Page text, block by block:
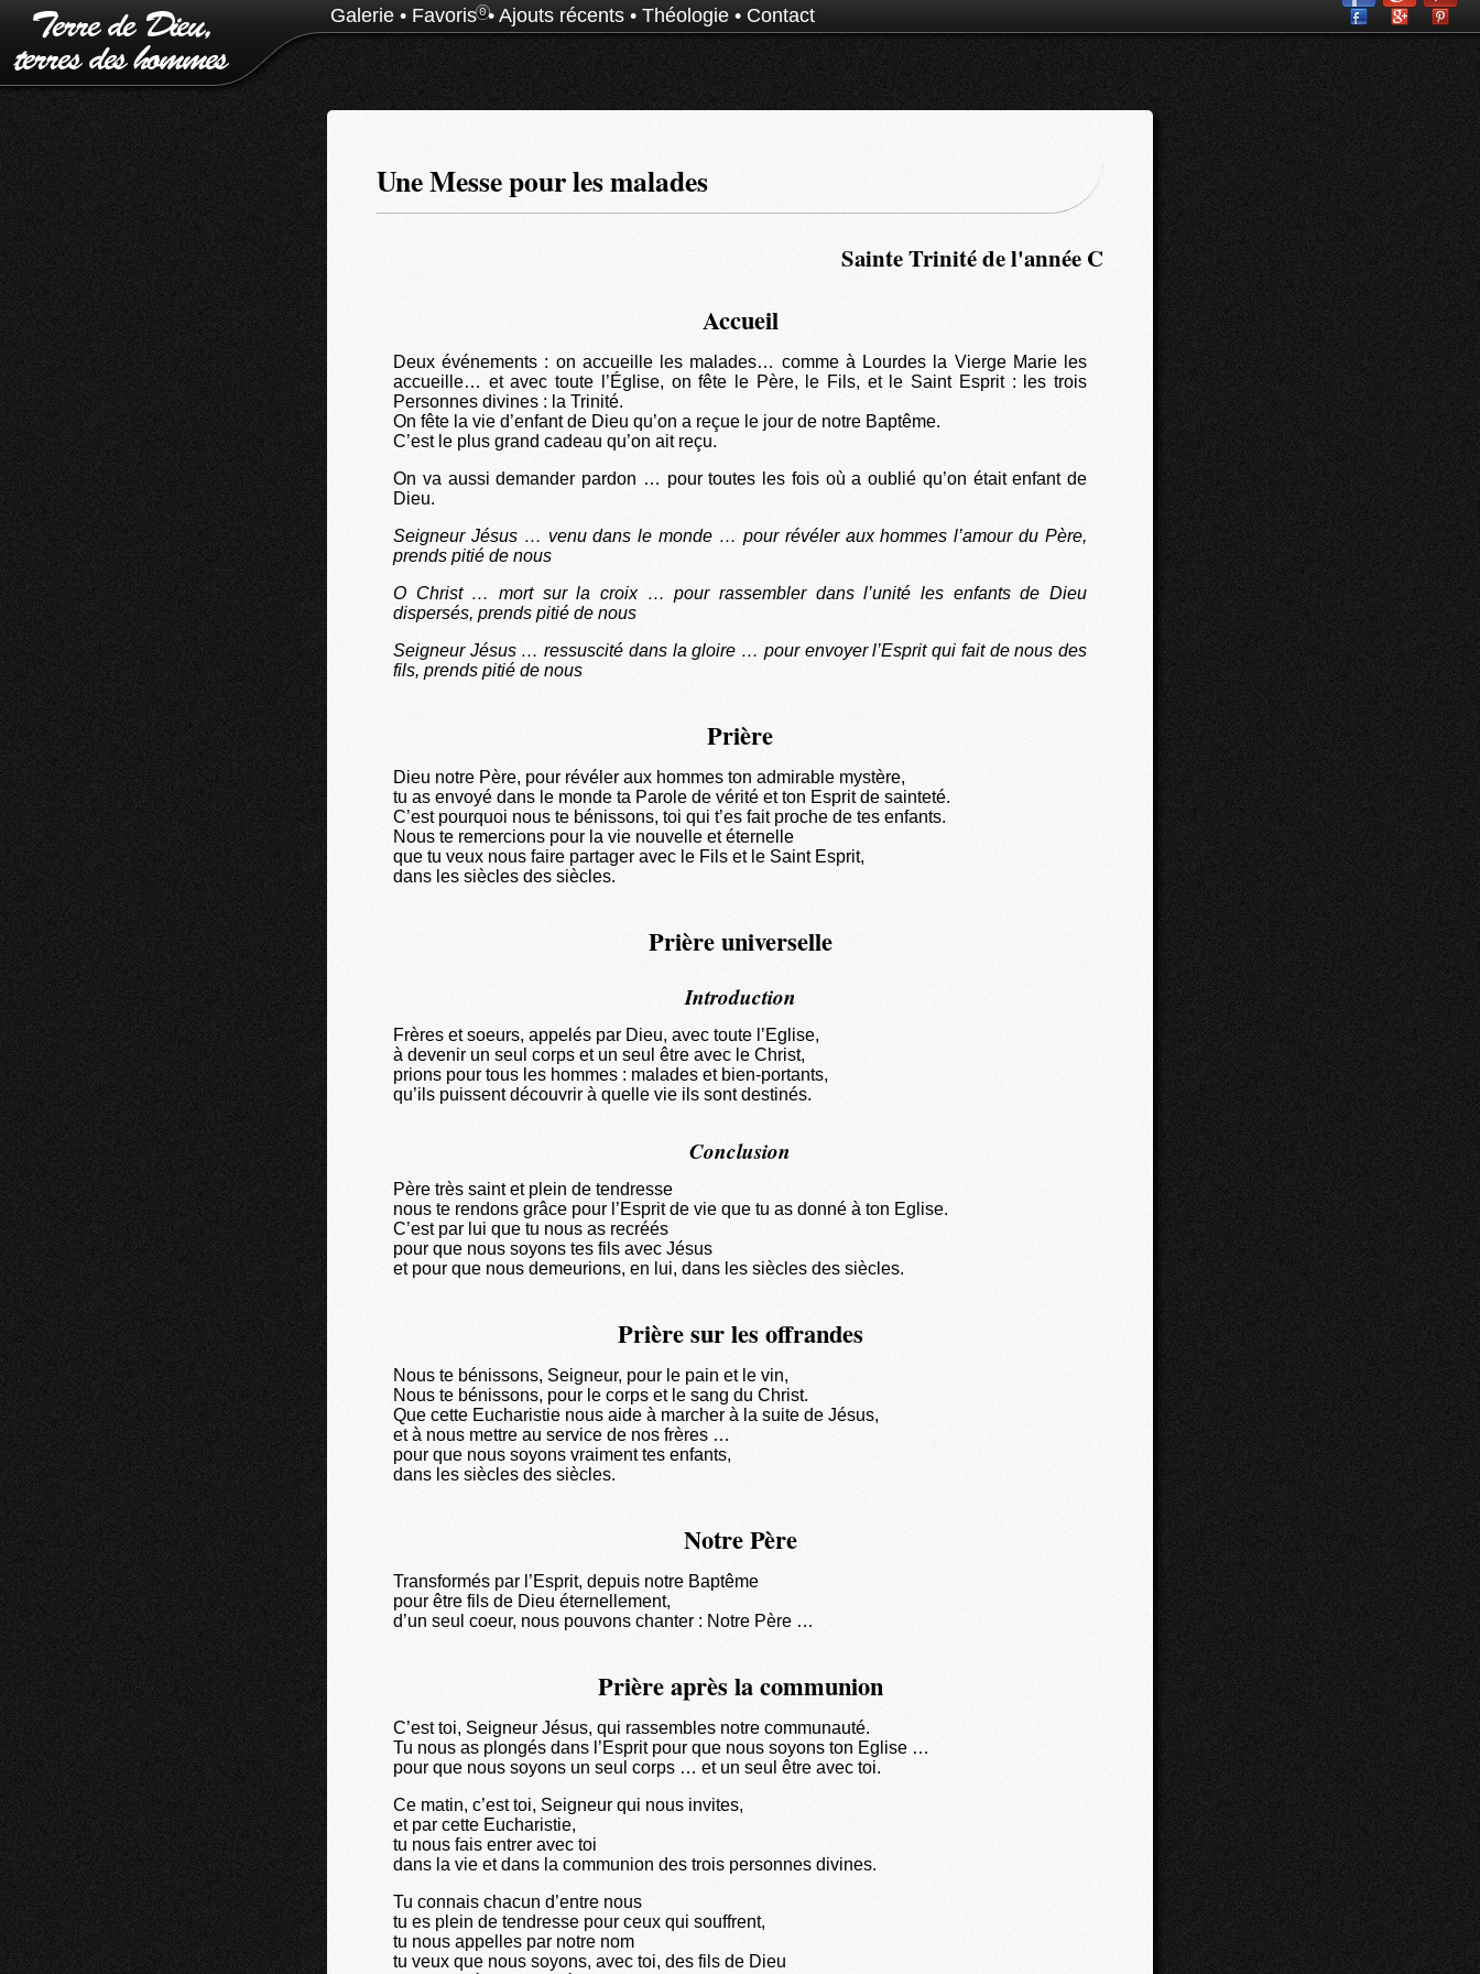
Galerie • Favoris0• Ajouts récents • Théologie • Contact
Une Messe pour les malades
Sainte Trinité de l'année C
Accueil
Deux événements : on accueille les malades… comme à Lourdes la Vierge Marie les
accueille… et avec toute l’Église, on fête le Père, le Fils, et le Saint Esprit : les trois
Personnes divines : la Trinité.
On fête la vie d’enfant de Dieu qu’on a reçue le jour de notre Baptême.
C’est le plus grand cadeau qu’on ait reçu.
On va aussi demander pardon … pour toutes les fois où a oublié qu’on était enfant de
Dieu.
Seigneur Jésus … venu dans le monde … pour révéler aux hommes l’amour du Père,
prends pitié de nous
O Christ … mort sur la croix … pour rassembler dans l’unité les enfants de Dieu
dispersés, prends pitié de nous
Seigneur Jésus … ressuscité dans la gloire … pour envoyer l’Esprit qui fait de nous des
fils, prends pitié de nous
Prière
Dieu notre Père, pour révéler aux hommes ton admirable mystère,
tu as envoyé dans le monde ta Parole de vérité et ton Esprit de sainteté.
C’est pourquoi nous te bénissons, toi qui t’es fait proche de tes enfants.
Nous te remercions pour la vie nouvelle et éternelle
que tu veux nous faire partager avec le Fils et le Saint Esprit,
dans les siècles des siècles.
Prière universelle
Introduction
Frères et soeurs, appelés par Dieu, avec toute l’Eglise,
à devenir un seul corps et un seul être avec le Christ,
prions pour tous les hommes : malades et bien-portants,
qu’ils puissent découvrir à quelle vie ils sont destinés.
Conclusion
Père très saint et plein de tendresse
nous te rendons grâce pour l’Esprit de vie que tu as donné à ton Eglise.
C’est par lui que tu nous as recréés
pour que nous soyons tes fils avec Jésus
et pour que nous demeurions, en lui, dans les siècles des siècles.
Prière sur les offrandes
Nous te bénissons, Seigneur, pour le pain et le vin,
Nous te bénissons, pour le corps et le sang du Christ.
Que cette Eucharistie nous aide à marcher à la suite de Jésus,
et à nous mettre au service de nos frères …
pour que nous soyons vraiment tes enfants,
dans les siècles des siècles.
Notre Père
Transformés par l’Esprit, depuis notre Baptême
pour être fils de Dieu éternellement,
d’un seul coeur, nous pouvons chanter : Notre Père …
Prière après la communion
C’est toi, Seigneur Jésus, qui rassembles notre communauté.
Tu nous as plongés dans l’Esprit pour que nous soyons ton Eglise …
pour que nous soyons un seul corps … et un seul être avec toi.
Ce matin, c’est toi, Seigneur qui nous invites,
et par cette Eucharistie,
tu nous fais entrer avec toi
dans la vie et dans la communion des trois personnes divines.
Tu connais chacun d’entre nous
tu es plein de tendresse pour ceux qui souffrent,
tu nous appelles par notre nom
tu veux que nous soyons, avec toi, des fils de Dieu